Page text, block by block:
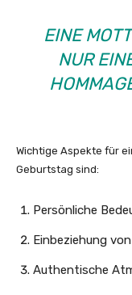
EINE
NUR
Wichtige Aspekte für
Geburtstag sind:
Persönliche
Einbeziehung
Authentische